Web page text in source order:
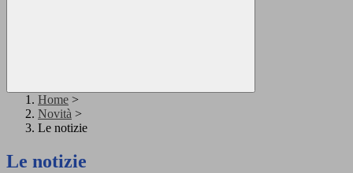
Home >
Novità >
Le notizie
Le notizie